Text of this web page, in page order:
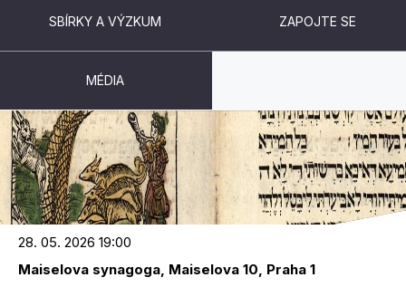
SBÍRKY A VÝZKUM ZAPOJTE SE
MÉDIA
CHEVRA: DŮM ŽIVOTA
28. 05. 2026 19:00
Maiselova synagoga, Maiselova 10, Praha 1